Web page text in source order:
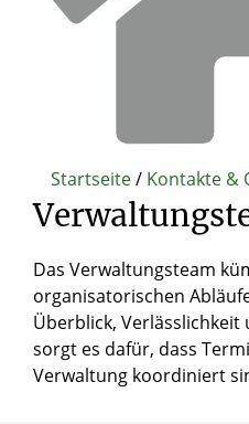
Startseite/ Kontakte &
Das Verwaltungsteam
organisatorischen
Überblick,
sorgt es dafür, dass
Verwaltung koordiniert